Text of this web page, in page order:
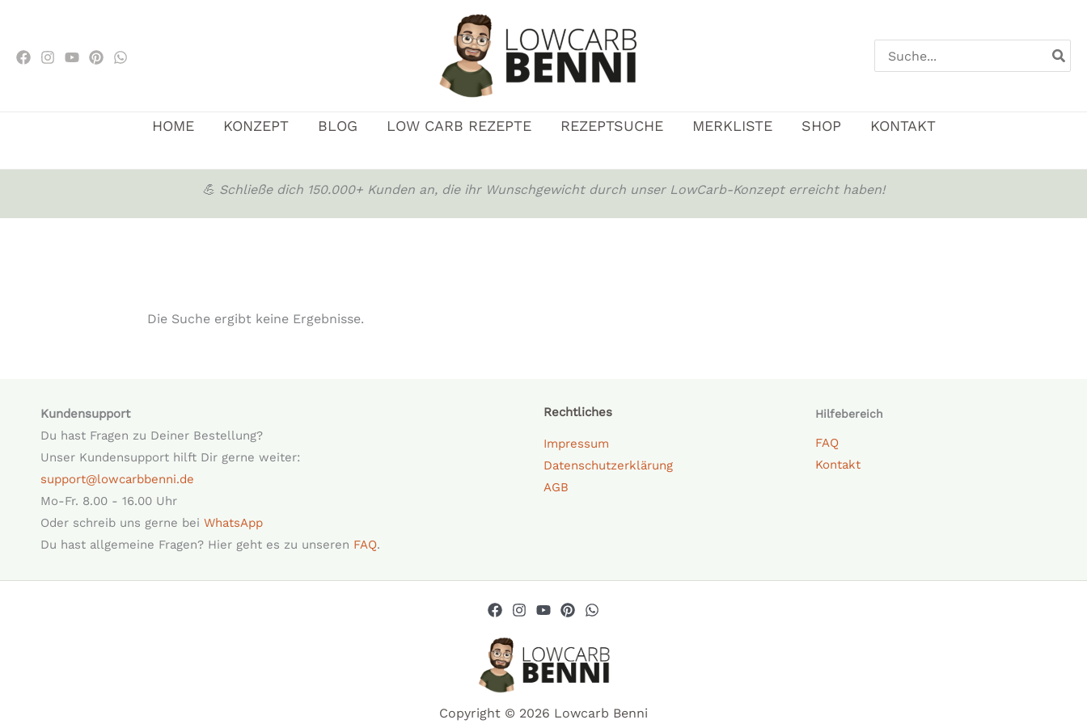
springen
Search
for:
HOME KONZEPT BLOG LOW CARB REZEPTE REZEPTSUCHE MERKLISTE SHOP KONTAKT
💪 Schließe dich 150.000+ Kunden an, die ihr Wunschgewicht durch unser LowCarb-Konzept erreicht haben!
Die Suche ergibt keine Ergebnisse.
Kundensupport
Du hast Fragen zu Deiner Bestellung?
Unser Kundensupport hilft Dir gerne weiter:
support@lowcarbbenni.de
Mo-Fr. 8.00 - 16.00 Uhr
Oder schreib uns gerne bei WhatsApp
Du hast allgemeine Fragen? Hier geht es zu unseren FAQ.
Rechtliches
Impressum
Datenschutzerklärung
AGB
Hilfebereich
FAQ
Kontakt
Copyright © 2026 Lowcarb Benni